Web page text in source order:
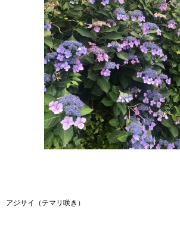
アジサイ（テマリ咲き）